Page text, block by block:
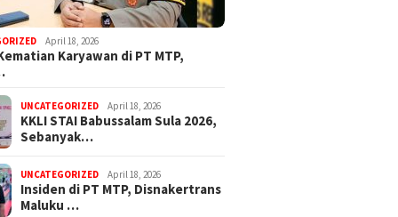
Apresiasi Gerak
Haltim Tangani
Teror OTK di Lakoda
April 18, 2026
Karyawan di PT MTP,
UNCATEGORIZED April 18, 2026
KKLI STAI Babussalam Sula 2026,
Sebanyak…
UNCATEGORIZED April 18, 2026
Insiden di PT MTP, Disnakertrans
Maluku …